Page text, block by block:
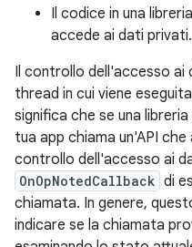
Il codice in una
accede ai dati privati.
Il controllo dell'accesso ai
thread in cui viene
significa che se una
tua app chiama un'API
controllo dell'accesso ai
OnOpNotedCallback di
chiamata. In genere,
indicare se la chiamata